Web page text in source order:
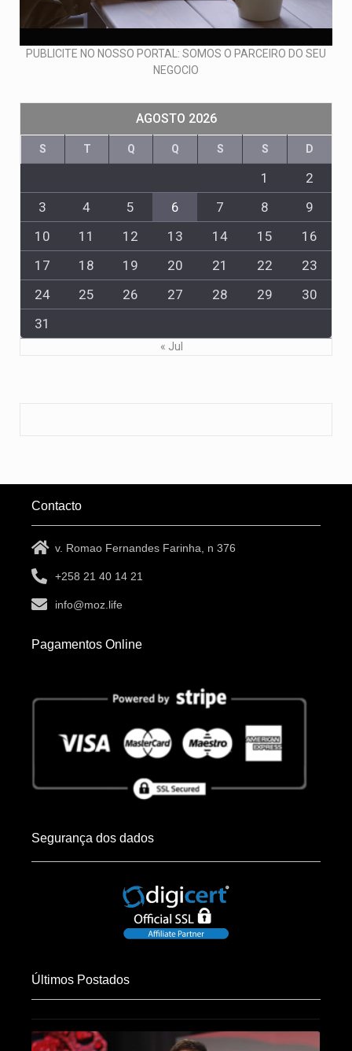
PUBLICITE NO NOSSO PORTAL: SOMOS O PARCEIRO DO SEU
NEGOCIO
AGOSTO 2026
S T Q Q S S D
1
2
3
4 5 6 7 8
9
10
11 12 13 14 15
16
17
18 19 20 21 22
23
24
25 26 27 28 29
30
31
« Jul
Contacto
v. Romao Fernandes Farinha, n 376
+258 21 40 14 21
info@moz.life
Pagamentos Online
Segurança dos dados
Últimos Postados